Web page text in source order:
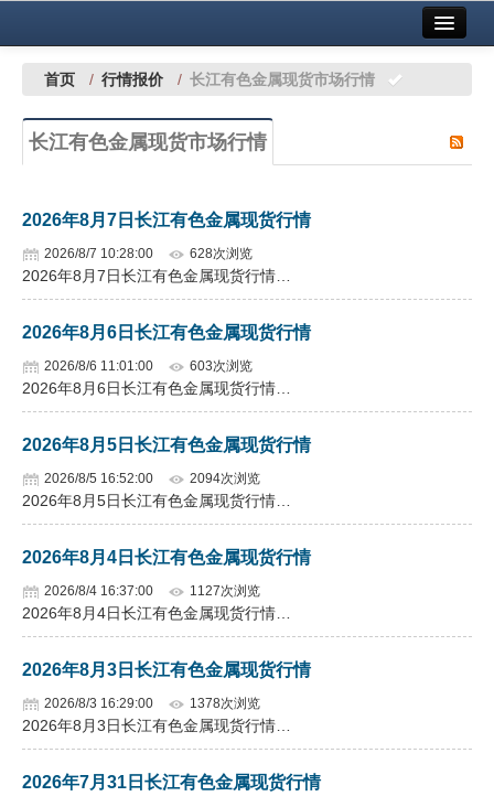
中国有色金属报社主办 广告服务
铜镍铅锌
稀有稀土
科技
镁钛
党建工作
企业文化
《资源再生》杂志
行情报价
数字报
首页 / 行情报价 / 长江有色金属现货市场行情
长江有色金属现货市场行情
2026年8月7日长江有色金属现货行情
2026/8/7 10:28:00 628次浏览
2026年8月7日长江有色金属现货行情…
2026年8月6日长江有色金属现货行情
2026/8/6 11:01:00 603次浏览
2026年8月6日长江有色金属现货行情…
2026年8月5日长江有色金属现货行情
2026/8/5 16:52:00 2094次浏览
2026年8月5日长江有色金属现货行情…
2026年8月4日长江有色金属现货行情
2026/8/4 16:37:00 1127次浏览
2026年8月4日长江有色金属现货行情…
2026年8月3日长江有色金属现货行情
2026/8/3 16:29:00 1378次浏览
2026年8月3日长江有色金属现货行情…
2026年7月31日长江有色金属现货行情